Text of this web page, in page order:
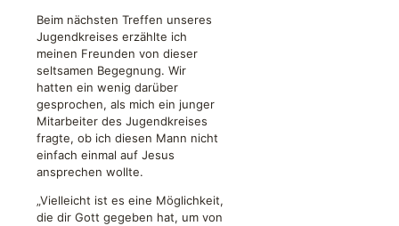
Beim nächsten Treffen unseres
Jugendkreises erzählte ich
meinen Freunden von dieser
seltsamen Begegnung. Wir
hatten ein wenig darüber
gesprochen, als mich ein junger
Mitarbeiter des Jugendkreises
fragte, ob ich diesen Mann nicht
einfach einmal auf Jesus
ansprechen wollte.
„Vielleicht ist es eine Möglichkeit,
die dir Gott gegeben hat, um von